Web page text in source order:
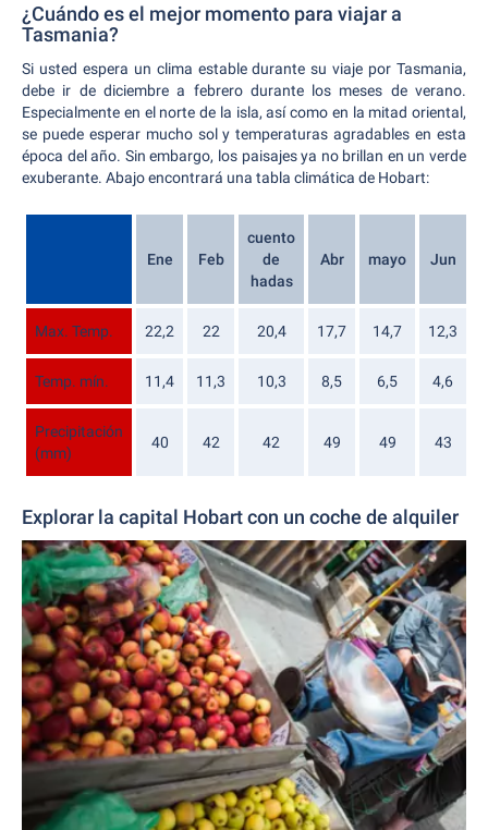
¿Cuándo es el mejor momento para viajar a
Tasmania?
Si usted espera un clima estable durante su viaje por Tasmania,
debe ir de diciembre a febrero durante los meses de verano.
Especialmente en el norte de la isla, así como en la mitad oriental,
se puede esperar mucho sol y temperaturas agradables en esta
época del año. Sin embargo, los paisajes ya no brillan en un verde
exuberante. Abajo encontrará una tabla climática de Hobart:
Ene Feb
cuento
de
hadas
Abr mayo Jun
Max. Temp. 22,2 22 20,4 17,7 14,7 12,3
Temp. mín. 11,4 11,3 10,3 8,5 6,5 4,6
Precipitación
(mm)
40 42 42 49 49 43
Explorar la capital Hobart con un coche de alquiler